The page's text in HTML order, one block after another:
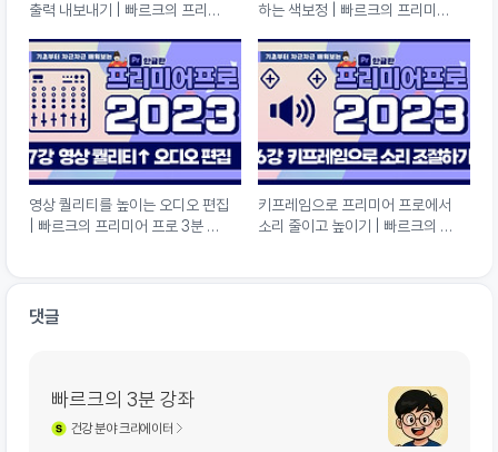
출력 내보내기 | 빠르크의 프리미
강
하는 색보정 | 빠르크의 프리미어
영상 퀄리티를 높이는 오디오 편집
| 빠르크의 프리미어 프로 3분 강
키프레임으로 프리미어 프로에서
소리 줄이고 높이기 | 빠르크의 프
댓글
빠르크의 3분 강좌
건강분야 크리에이터